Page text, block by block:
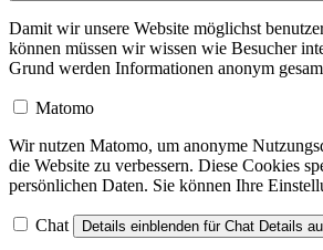
Damit wir unsere Website möglichst
können müssen wir wissen wie Besucher
Grund werden Informationen anonym
Matomo
Wir nutzen Matomo, um anonyme
die Website zu verbessern. Diese Cookies
persönlichen Daten. Sie können Ihre
Chat Details einblenden für Chat Details